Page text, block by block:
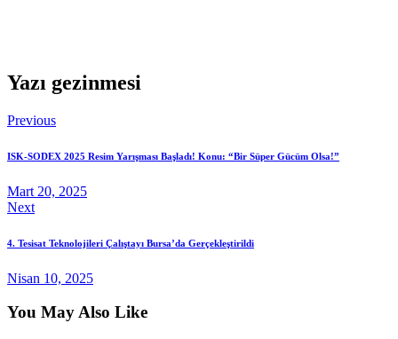
Yazı gezinmesi
Previous
ISK-SODEX 2025 Resim Yarışması Başladı! Konu: “Bir Süper Gücüm Olsa!”
Mart 20, 2025
Next
4. Tesisat Teknolojileri Çalıştayı Bursa’da Gerçekleştirildi
Nisan 10, 2025
You May Also Like